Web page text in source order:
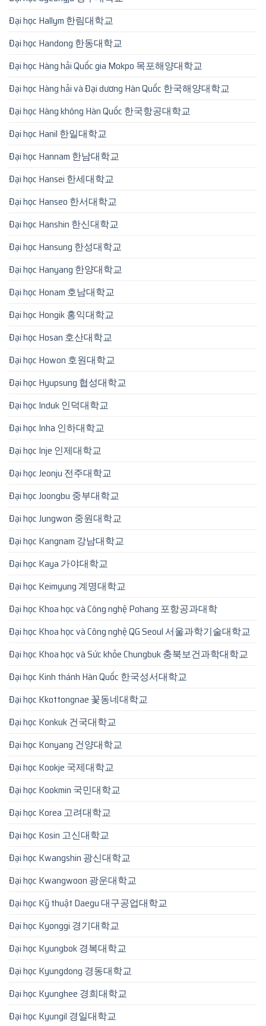
Đại học Hallym 한림대학교
Đại học Handong 한동대학교
Đại học Hàng hải Quốc gia Mokpo 목포해양대학교
Đại học Hàng hải và Đại dương Hàn Quốc 한국해양대학교
Đại học Hàng không Hàn Quốc 한국항공대학교
Đại học Hanil 한일대학교
Đại học Hannam 한남대학교
Đại học Hansei 한세대학교
Đại học Hanseo 한서대학교
Đại học Hanshin 한신대학교
Đại học Hansung 한성대학교
Đại học Hanyang 한양대학교
Đại học Honam 호남대학교
Đại học Hongik 홍익대학교
Đại học Hosan 호산대학교
Đại học Howon 호원대학교
Đại học Hyupsung 협성대학교
Đại học Induk 인덕대학교
Đại học Inha 인하대학교
Đại học Inje 인제대학교
Đại học Jeonju 전주대학교
Đại học Joongbu 중부대학교
Đại học Jungwon 중원대학교
Đại học Kangnam 강남대학교
Đại học Kaya 가야대학교
Đại học Keimyung 계명대학교
Đại học Khoa học và Công nghệ Pohang 포항공과대학
Đại học Khoa học và Công nghệ QG Seoul 서울과학기술대학교
Đại học Khoa học và Sức khỏe Chungbuk 충북보건과학대학교
Đại học Kinh thánh Hàn Quốc 한국성서대학교
Đại học Kkottongnae 꽃동네대학교
Đại học Konkuk 건국대학교
Đại học Konyang 건양대학교
Đại học Kookje 국제대학교
Đại học Kookmin 국민대학교
Đại học Korea 고려대학교
Đại học Kosin 고신대학교
Đại học Kwangshin 광신대학교
Đại học Kwangwoon 광운대학교
Đại học Kỹ thuật Daegu 대구공업대학교
Đại học Kyonggi 경기대학교
Đại học Kyungbok 경복대학교
Đại học Kyungdong 경동대학교
Đại học Kyunghee 경희대학교
Đại học Kyungil 경일대학교